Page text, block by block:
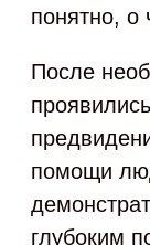
понятно, о
После
помощи
глубоким